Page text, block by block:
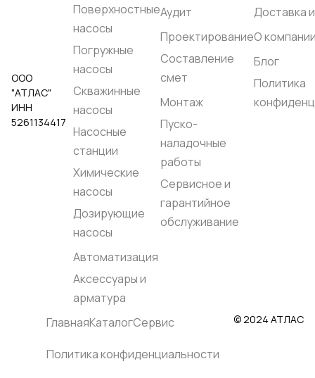
ООО
"АТЛАС"
ИНН
5261134417
Поверхностные
насосы
Погружные
насосы
Скважинные
насосы
Насосные
станции
Химические
насосы
Дозирующие
насосы
Автоматизация
Аксессуары и
арматура
Аудит
Проектирование
Составление
смет
Монтаж
Пуско-
наладочные
работы
Сервисное и
гарантийное
обслуживание
Доставка
О
Блог
Политика
ГлавнаяКаталогСервис
Политика конфиденциальности
© 2024 АТЛАС